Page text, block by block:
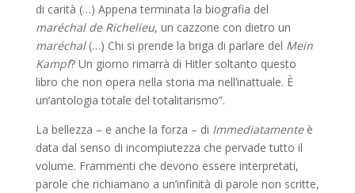
di carità (…) Appena terminata la biografia del
maréchal de Richelieu, un cazzone con dietro un
maréchal(…) Chi si prende la briga di parlare del Mein
Kampf? Un giorno rimarrà di Hitler soltanto questo
libro che non opera nella storia ma nell’inattuale. È
un’antologia totale del totalitarismo”.
La bellezza – e anche la forza – di Immediatamenteè
data dal senso di incompiutezza che pervade tutto il
volume. Frammenti che devono essere interpretati,
parole che richiamano a un’infinità di parole non scritte,